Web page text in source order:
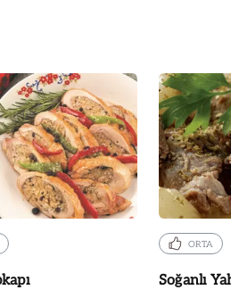
ORTA
Soğanlı